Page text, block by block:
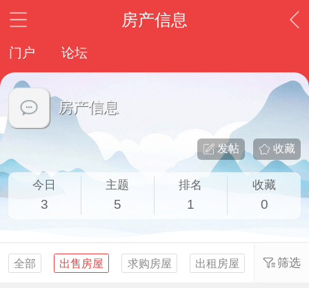
房产信息
门户 论坛
房产信息
收藏
发帖
今日
3
主题
5
排名
1
收藏
0
全部 出售房屋 求购房屋 出租房屋 求租房屋
筛选